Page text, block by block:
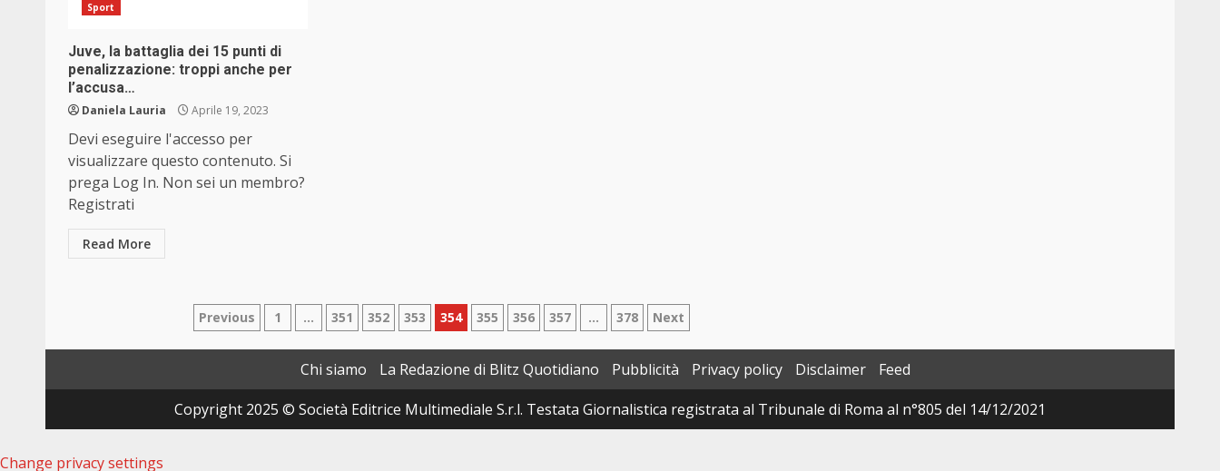
Sport
Juve, la battaglia dei 15 punti di
penalizzazione: troppi anche per
l’accusa…
Daniela Lauria Aprile 19, 2023
Devi eseguire l'accesso per
visualizzare questo contenuto. Si
prega Log In. Non sei un membro?
Registrati
Read More
Paginazione
degli
articoli
Previous 1 … 351 352 353 354 355 356 357 … 378 Next
Chi siamo La Redazione di Blitz Quotidiano Pubblicità Privacy policy Disclaimer
Feed
Copyright 2025 © Società Editrice Multimediale S.r.l. Testata Giornalistica registrata al Tribunale di Roma al n°805 del 14/12/2021
Change privacy settings